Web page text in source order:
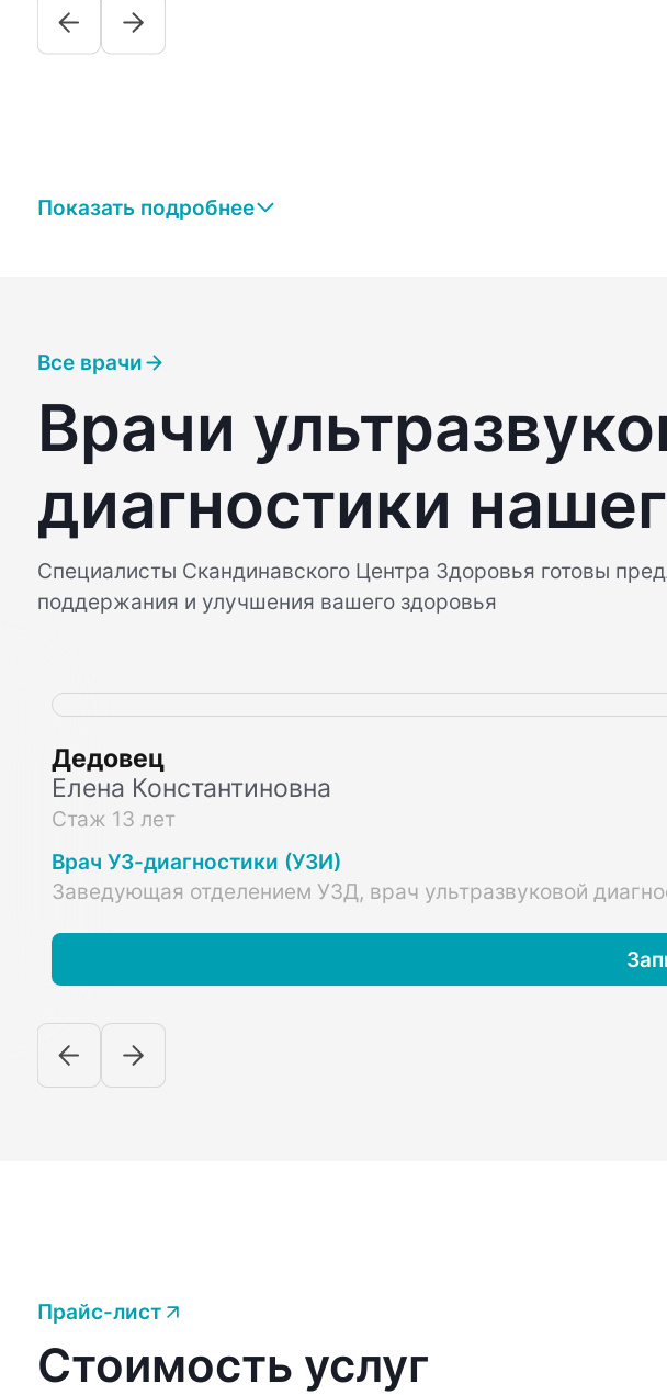
Показать подробнее
Все врачи
Врачи
диагностики
Специалисты Скандинавского Центра Здоровья готовы
поддержания и улучшения вашего здоровья
Дедовец
Елена Константиновна
Стаж 13 лет
Врач УЗ-диагностики (УЗИ)
Заведующая отделением УЗД, врач ультразвуковой
Прайс-лист
Стоимость услуг